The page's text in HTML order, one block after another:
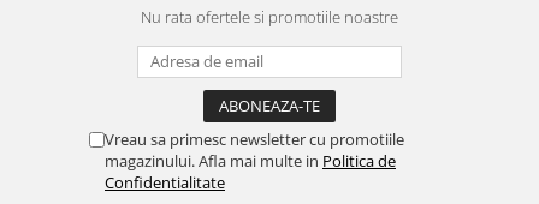
Nu rata ofertele si promotiile noastre
Vreau sa primesc newsletter cu promotiile
magazinului. Afla mai multe in Politica de
Confidentialitate